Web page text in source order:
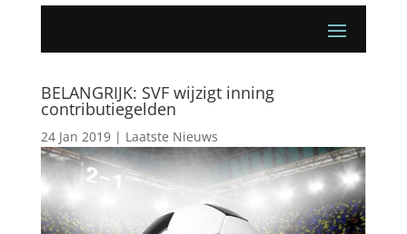
BELANGRIJK: SVF wijzigt inning
contributiegelden
24 Jan 2019| Laatste Nieuws